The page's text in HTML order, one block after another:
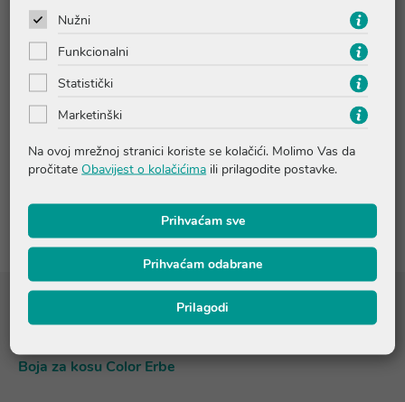
nanesite svoju odabranu boju.
Upute o proizvodu
Pitanja i odgovori
Recenzije
Sastojci
Boja za kosu Color Erbe
Nužni
Funkcionalni
Statistički
Marketinški
Na ovoj mrežnoj stranici koriste se kolačići. Molimo Vas da
pročitate Obavijest o kolačićima ili prilagodite postavke.
Prihvaćam sve
Prihvaćam odabrane
Prilagodi